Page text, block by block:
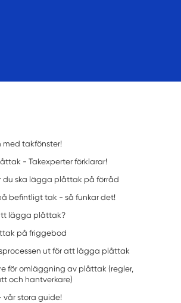
med takfönster!
- Takexperter förklarar!
du ska lägga plåttak på förråd
befintligt tak - så funkar det!
lägga plåttak?
på friggebod
ut för att lägga plåttak
för omläggning av plåttak (regler,
och hantverkare)
stora guide!